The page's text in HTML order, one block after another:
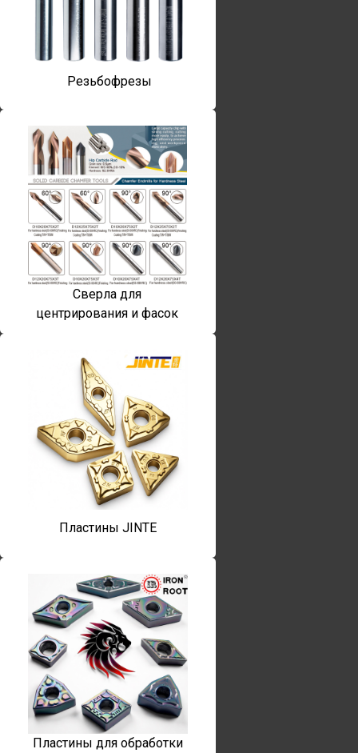
Резьбофрезы
Сверла для
центрирования и фасок
Пластины JINTE
Пластины для обработки